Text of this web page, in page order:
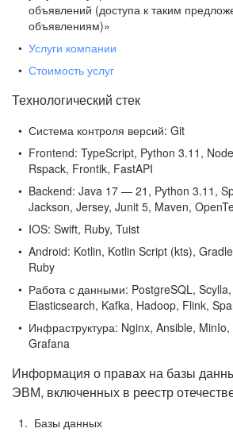
объявлений (доступа к таким
объявлениям)»
Услуги компании
Стоимость услуг
Технологический стек
Система контроля версий: Git
Frontend: TypeScript, Python 3.11,
Rspack, Frontik, FastAPI
Backend: Java 17 — 21, Python 3.11,
Jackson, Jersey, Junit 5, Maven,
IOS: Swift, Ruby, Tuist
Android: Kotlin, Kotlin Script (kts),
Ruby
Работа с данными: PostgreSQL,
Elasticsearch, Kafka, Hadoop, Flink,
Инфраструктура: Nginx, Ansible,
Grafana
Информация о правах на базы
ЭВМ, включенных в реестр
Базы данных